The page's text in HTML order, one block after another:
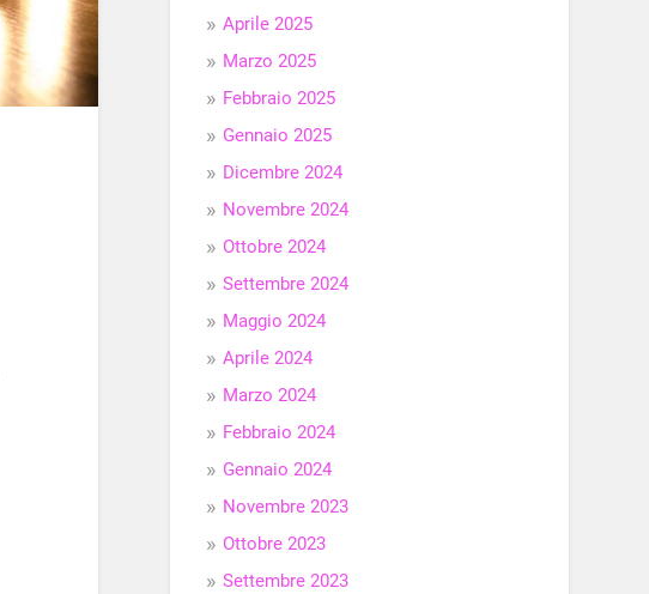
Aprile 2025
Marzo 2025
Febbraio 2025
Gennaio 2025
Dicembre 2024
Novembre 2024
Ottobre 2024
Settembre 2024
Maggio 2024
Aprile 2024
Marzo 2024
Febbraio 2024
Gennaio 2024
Novembre 2023
Ottobre 2023
Settembre 2023